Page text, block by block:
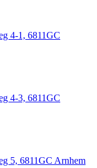
4-1, 6811GC
4-3, 6811GC
5, 6811GC Arnhem